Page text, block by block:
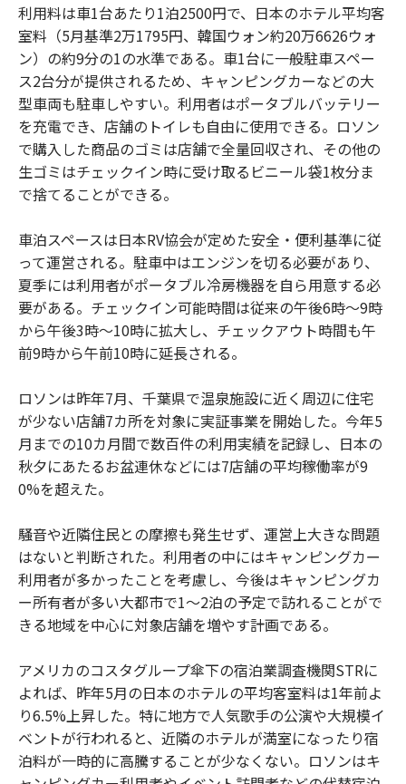
利用料は車1台あたり1泊2500円で、日本のホテル平均客
室料（5月基準2万1795円、韓国ウォン約20万6626ウォ
ン）の約9分の1の水準である。車1台に一般駐車スペー
ス2台分が提供されるため、キャンピングカーなどの大
型車両も駐車しやすい。利用者はポータブルバッテリー
を充電でき、店舗のトイレも自由に使用できる。ロソン
で購入した商品のゴミは店舗で全量回収され、その他の
生ゴミはチェックイン時に受け取るビニール袋1枚分ま
で捨てることができる。
車泊スペースは日本RV協会が定めた安全・便利基準に従
って運営される。駐車中はエンジンを切る必要があり、
夏季には利用者がポータブル冷房機器を自ら用意する必
要がある。チェックイン可能時間は従来の午後6時～9時
から午後3時～10時に拡大し、チェックアウト時間も午
前9時から午前10時に延長される。
ロソンは昨年7月、千葉県で温泉施設に近く周辺に住宅
が少ない店舗7カ所を対象に実証事業を開始した。今年5
月までの10カ月間で数百件の利用実績を記録し、日本の
秋夕にあたるお盆連休などには7店舗の平均稼働率が9
0%を超えた。
騒音や近隣住民との摩擦も発生せず、運営上大きな問題
はないと判断された。利用者の中にはキャンピングカー
利用者が多かったことを考慮し、今後はキャンピングカ
ー所有者が多い大都市で1～2泊の予定で訪れることがで
きる地域を中心に対象店舗を増やす計画である。
アメリカのコスタグループ傘下の宿泊業調査機関STRに
よれば、昨年5月の日本のホテルの平均客室料は1年前よ
り6.5%上昇した。特に地方で人気歌手の公演や大規模イ
ベントが行われると、近隣のホテルが満室になったり宿
泊料が一時的に高騰することが少なくない。ロソンはキ